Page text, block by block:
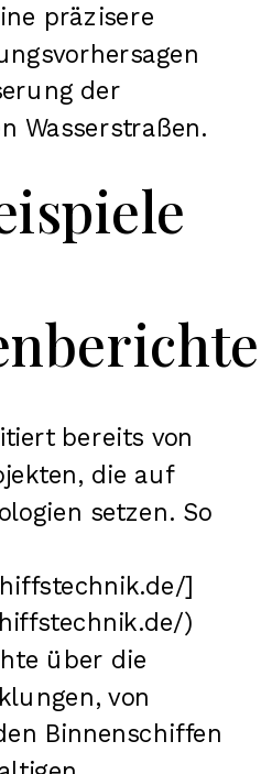
präzisere
der
Wasserstraßen.
bereits von
die auf
setzen. So
]
)
über die
von
Binnenschiffen